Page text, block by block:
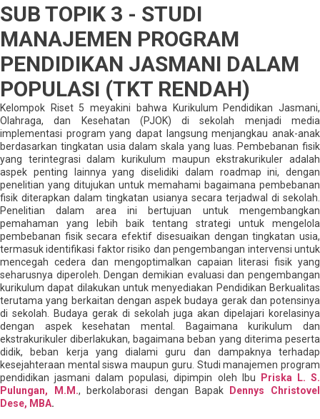
SUB TOPIK 3 - STUDI
MANAJEMEN PROGRAM
PENDIDIKAN JASMANI DALAM
POPULASI (TKT RENDAH)
Kelompok Riset 5 meyakini bahwa Kurikulum Pendidikan Jasmani,
Olahraga, dan Kesehatan (PJOK) di sekolah menjadi media
implementasi program yang dapat langsung menjangkau anak-anak
berdasarkan tingkatan usia dalam skala yang luas. Pembebanan fisik
yang terintegrasi dalam kurikulum maupun ekstrakurikuler adalah
aspek penting lainnya yang diselidiki dalam roadmap ini, dengan
penelitian yang ditujukan untuk memahami bagaimana pembebanan
fisik diterapkan dalam tingkatan usianya secara terjadwal di sekolah.
Penelitian dalam area ini bertujuan untuk mengembangkan
pemahaman yang lebih baik tentang strategi untuk mengelola
pembebanan fisik secara efektif disesuaikan dengan tingkatan usia,
termasuk identifikasi faktor risiko dan pengembangan intervensi untuk
mencegah cedera dan mengoptimalkan capaian literasi fisik yang
seharusnya diperoleh. Dengan demikian evaluasi dan pengembangan
kurikulum dapat dilakukan untuk menyediakan Pendidikan Berkualitas
terutama yang berkaitan dengan aspek budaya gerak dan potensinya
di sekolah. Budaya gerak di sekolah juga akan dipelajari korelasinya
dengan aspek kesehatan mental. Bagaimana kurikulum dan
ekstrakurikuler diberlakukan, bagaimana beban yang diterima peserta
didik, beban kerja yang dialami guru dan dampaknya terhadap
kesejahteraan mental siswa maupun guru. Studi manajemen program
pendidikan jasmani dalam populasi, dipimpin oleh Ibu
Priska L. S.
Pulungan, M.M., berkolaborasi dengan BapakDennys Christovel
Dese, MBA.